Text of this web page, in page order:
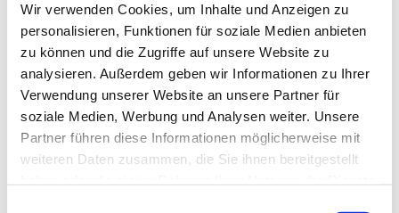
Wir verwenden Cookies, um Inhalte und Anzeigen zu
personalisieren, Funktionen für soziale Medien anbieten
zu können und die Zugriffe auf unsere Website zu
analysieren. Außerdem geben wir Informationen zu Ihrer
Verwendung unserer Website an unsere Partner für
soziale Medien, Werbung und Analysen weiter. Unsere
Partner führen diese Informationen möglicherweise mit
weiteren Daten zusammen, die Sie ihnen bereitgestellt
Petit set de tampons
diamantés art.-n° 50279
EUR49,90TVA non comprise *